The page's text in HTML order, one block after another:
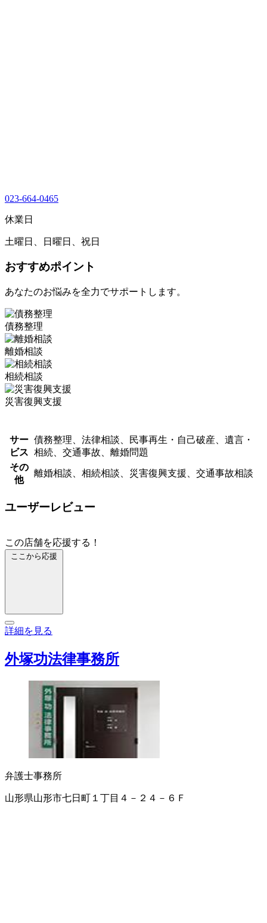
023-664-0465
休業日
土曜日、日曜日、祝日
おすすめポイント
あなたのお悩みを全力でサポートします。
債務整理
離婚相談
相続相談
災害復興支援
サー
ビス
債務整理、法律相談、民事再生・自己破産、遺言・
相続、交通事故、離婚問題
その
他
離婚相談、相続相談、災害復興支援、交通事故相談
ユーザーレビュー
この店舗を応援する！
ここから応援
詳細を見る
外塚功法律事務所
弁護士事務所
山形県山形市七日町１丁目４－２４－６Ｆ